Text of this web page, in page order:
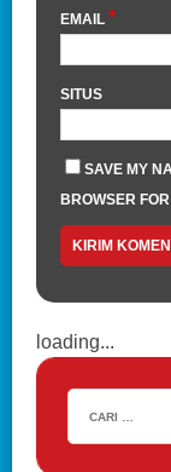
EMAIL *
SITUS
SAVE MY
BROWSER
loading...